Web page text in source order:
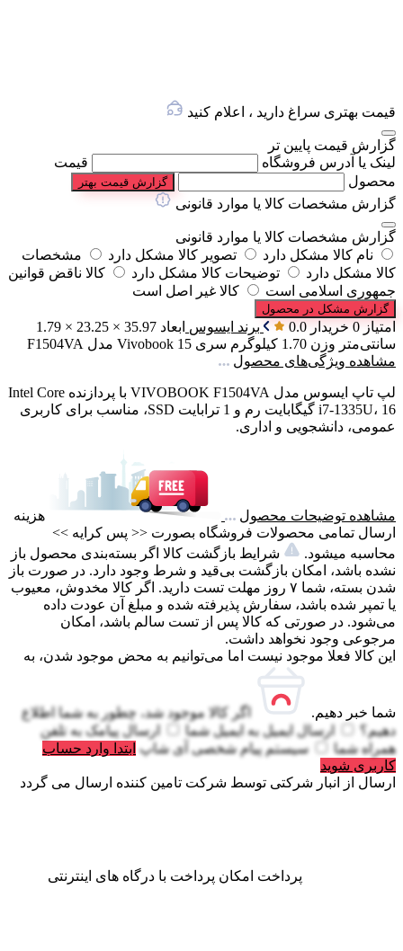
قیمت بهتری سراغ دارید ، اعلام کنید
گزارش قیمت پایین تر
لینک یا آدرس فروشگاه
قیمت
محصول
گزارش قیمت بهتر
گزارش مشخصات کالا یا موارد قانونی
گزارش مشخصات کالا یا موارد قانونی
نام کالا مشکل دارد
تصویر کالا مشکل دارد
مشخصات
کالا مشکل دارد
توضیحات کالا مشکل دارد
کالا ناقض قوانین
جمهوری اسلامی است
کالا غیر اصل است
گزارش مشکل در محصول
امتیاز 0 خریدار 0.0 برند ایسوس ابعاد
35.97 × 23.25 × 1.79
سانتی‌متر وزن 1.70 کیلوگرم سری Vivobook 15 مدل F1504VA
مشاهده ویژگی‌های محصول
لپ تاپ ایسوس مدل VIVOBOOK F1504VA با پردازنده Intel Core
i7-1335U، 16 گیگابایت رم و 1 ترابایت SSD، مناسب برای کاربری
عمومی، دانشجویی و اداری.
مشاهده توضیحات محصول
هزینه
ارسال تمامی محصولات فروشگاه بصورت << پس کرایه >>
محاسبه میشود.
شرایط بازگشت کالا اگر بسته‌بندی محصول باز
نشده باشد، امکان بازگشت بی‌قید و شرط وجود دارد. در صورت باز
شدن بسته، شما ۷ روز مهلت تست دارید. اگر کالا مخدوش، معیوب
یا تمپر شده باشد، سفارش پذیرفته شده و مبلغ آن عودت داده
می‌شود. در صورتی که کالا پس از تست سالم باشد، امکان
مرجوعی وجود نخواهد داشت.
این کالا فعلا موجود نیست اما می‌توانیم به محض موجود شدن، به
شما خبر دهیم.
اگر کالا موجود شد، چطور به شما اطلاع
دهیم؟
ارسال ایمیل به ایمیل شما ارسال پیامک به تلفن
همراه شما
سیستم پیام شخصی آی شاپ ابتدا وارد حساب
کاربری شوید
ارسال از انبار شرکتی توسط شرکت تامین کننده ارسال می گردد
پرداخت امکان پرداخت با درگاه های اینترنتی